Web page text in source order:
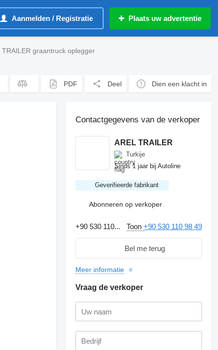
Aanmelden / Registratie Plaats uw advertentie
graantruck oplegger
PDF Deel Dien een klacht in
Contactgegevens van de verkoper
AREL TRAILER
Turkije
Sinds 1 jaar bij Autoline
Geverifieerde fabrikant
Abonneren op verkoper
+90 530 110... Toon+90 530 110 98 49
Bel me terug
Meer informatie
Vraag de verkoper